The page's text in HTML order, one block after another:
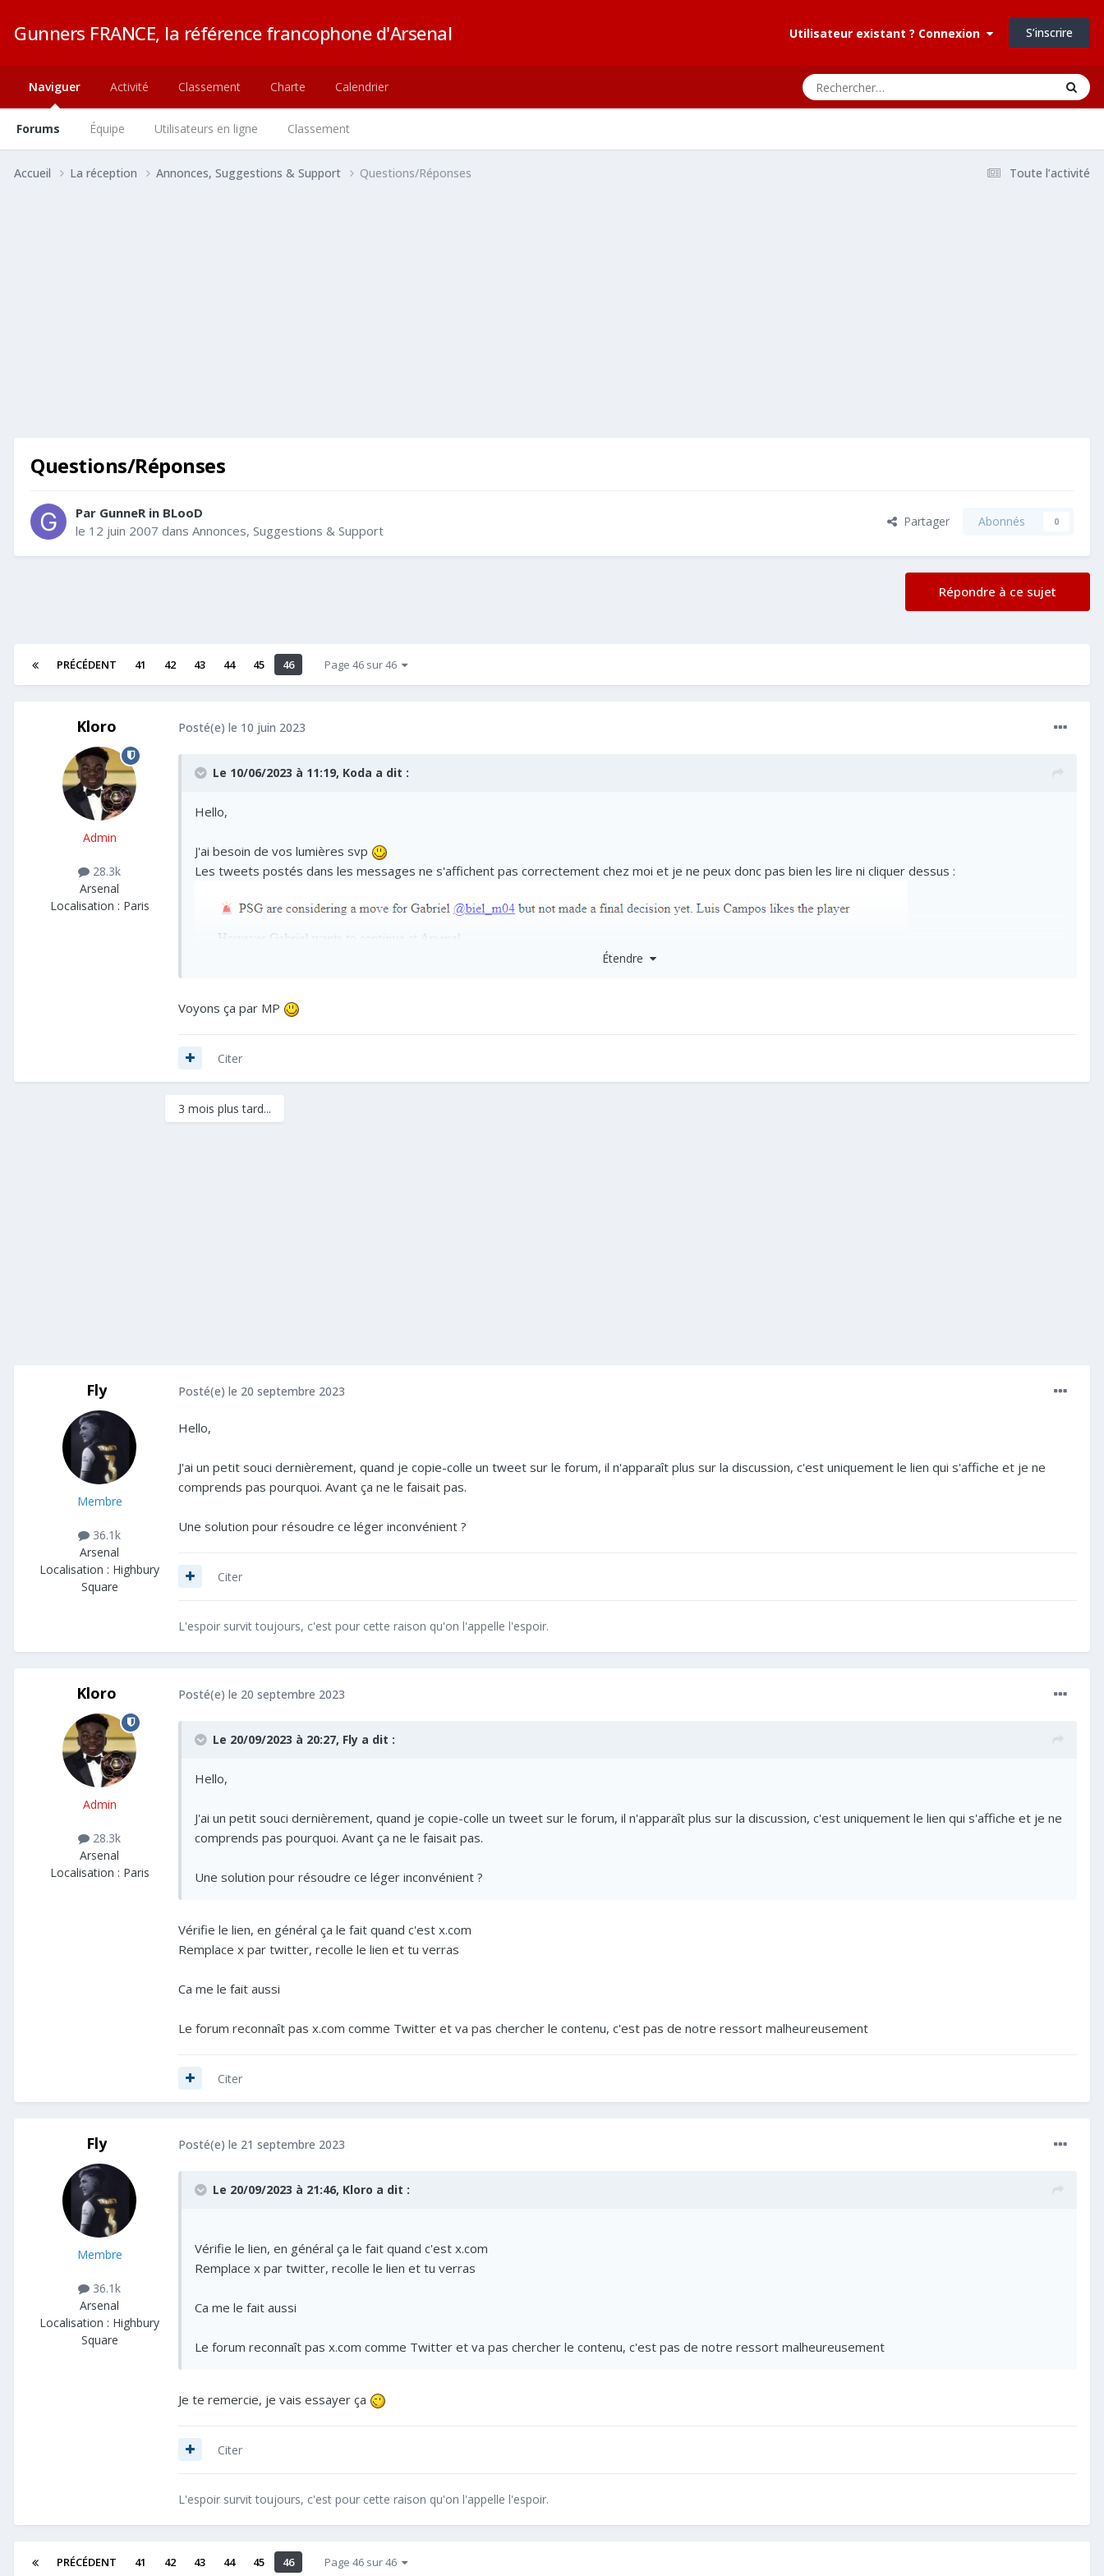
Gunners FRANCE, la référence francophone d'Arsenal Utilisateur existant ? Connexion S’inscrire
Naviguer
Forums Équipe Utilisateurs en ligne Classement
Activité Classement Charte Calendrier
Toute l’activité
Accueil La réception Annonces, Suggestions & Support Questions/Réponses
Questions/Réponses
Par GunneR in BLooD
le 12 juin 2007 dans Annonces, Suggestions & Support
Partager Abonnés 0
Répondre à ce sujet
PRÉCÉDENT 41 42 43 44 45 46 Page 46 sur 46
Kloro
Admin
28.3k
Arsenal
Localisation : Paris
Posté(e) le 10 juin 2023
Le 10/06/2023 à 11:19, Koda a dit :
Hello,
J'ai besoin de vos lumières svp
Les tweets postés dans les messages ne s'affichent pas correctement chez moi et je ne peux donc pas bien les lire ni cliquer dessus :
Étendre
Voyons ça par MP
Citer
3 mois plus tard...
Fly
Membre
36.1k
Arsenal
Localisation : Highbury
Square
Posté(e) le 20 septembre 2023
Hello,
J'ai un petit souci dernièrement, quand je copie-colle un tweet sur le forum, il n'apparaît plus sur la discussion, c'est uniquement le lien qui s'affiche et je ne
comprends pas pourquoi. Avant ça ne le faisait pas.
Une solution pour résoudre ce léger inconvénient ?
Citer
L'espoir survit toujours, c'est pour cette raison qu'on l'appelle l'espoir.
Kloro
Admin
28.3k
Arsenal
Localisation : Paris
Posté(e) le 20 septembre 2023
Le 20/09/2023 à 20:27, Fly a dit :
Hello,
J'ai un petit souci dernièrement, quand je copie-colle un tweet sur le forum, il n'apparaît plus sur la discussion, c'est uniquement le lien qui s'affiche et je ne
comprends pas pourquoi. Avant ça ne le faisait pas.
Une solution pour résoudre ce léger inconvénient ?
Vérifie le lien, en général ça le fait quand c'est x.com
Remplace x par twitter, recolle le lien et tu verras
Ca me le fait aussi
Le forum reconnaît pas x.com comme Twitter et va pas chercher le contenu, c'est pas de notre ressort malheureusement
Citer
Fly
Membre
36.1k
Arsenal
Localisation : Highbury
Square
Posté(e) le 21 septembre 2023
Le 20/09/2023 à 21:46, Kloro a dit :
Vérifie le lien, en général ça le fait quand c'est x.com
Remplace x par twitter, recolle le lien et tu verras
Ca me le fait aussi
Le forum reconnaît pas x.com comme Twitter et va pas chercher le contenu, c'est pas de notre ressort malheureusement
Je te remercie, je vais essayer ça
Citer
L'espoir survit toujours, c'est pour cette raison qu'on l'appelle l'espoir.
PRÉCÉDENT 41 42 43 44 45 46 Page 46 sur 46